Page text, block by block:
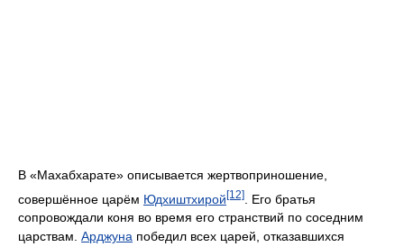
В «Махабхарате» описывается жертвоприношение,
совершённое царём Юдхиштхирой[12]
. Его братья
сопровождали коня во время его странствий по соседним
царствам. Арджуна победил всех царей, отказавшихся